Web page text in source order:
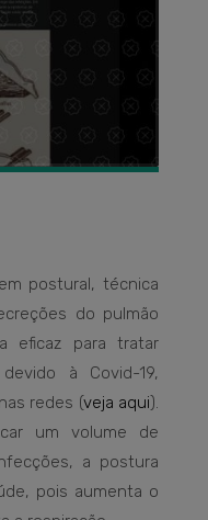
postural, técnica
do pulmão
eficaz para tratar
à Covid-19,
redes (veja aqui).
um volume de
a postura
pois aumenta o